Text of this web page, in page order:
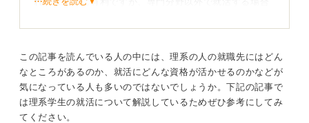
理系院生は特定の企業に対して大学からの推薦枠という
ただし、学校推薦なので内定決定後に「やっぱり他の企
業がいい」と思っても内定を断ることが難しいというデ
メリットがあります。それが負担に感じる場合は自由応
募で自ら応募先を探していくのが良いでしょう。
クがあり、院生の採用に慎重な企業も一定割合で存在し
実際は理系と言っても研究内容はいろいろで、それほど
研究室にこもりっきりというような仕事ばかりでもない
と思いますが、あまりにも狭い領域に特化した分野を研
究していると、結果的に企業が考える適材適所の仕事も
この記事を読んでいる人の中には、理系の人の就職先にはどん
なところがあるのか、就活にどんな資格が活かせるのかなどが
気になっている人も多いのではないでしょうか。下記の記事で
は理系学生の就活について解説しているためぜひ参考にしてみ
てください。